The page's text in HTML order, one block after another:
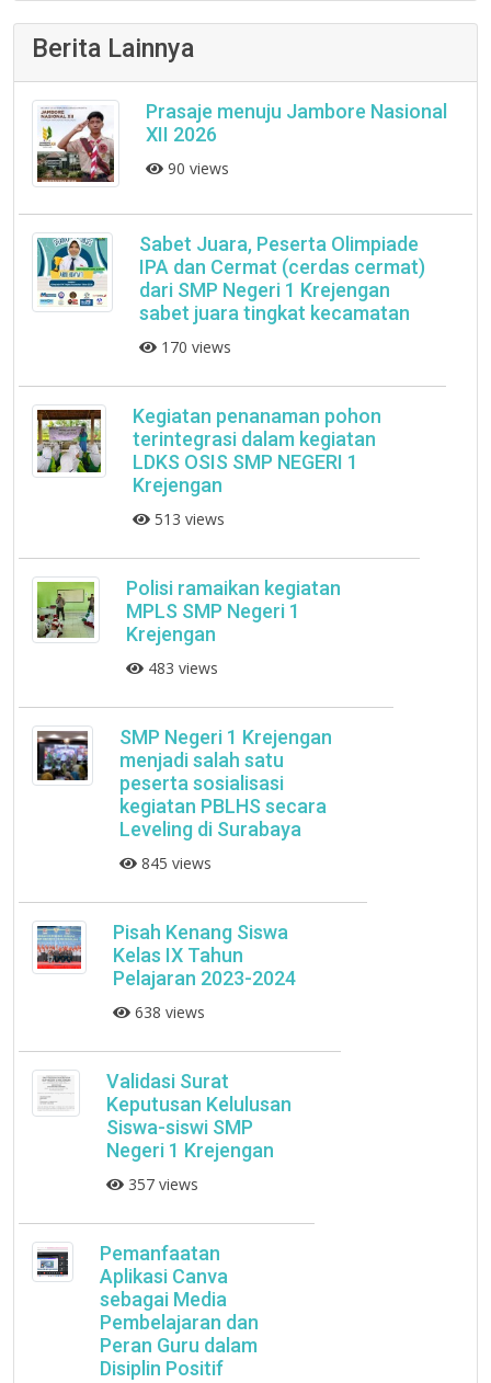
Berita Lainnya
Prasaje menuju Jambore Nasional
XII 2026
90 views
Sabet Juara, Peserta Olimpiade
IPA dan Cermat (cerdas cermat)
dari SMP Negeri 1 Krejengan
sabet juara tingkat kecamatan
170 views
Kegiatan penanaman pohon
terintegrasi dalam kegiatan
LDKS OSIS SMP NEGERI 1
Krejengan
513 views
Polisi ramaikan kegiatan
MPLS SMP Negeri 1
Krejengan
483 views
SMP Negeri 1 Krejengan
menjadi salah satu
peserta sosialisasi
kegiatan PBLHS secara
Leveling di Surabaya
845 views
Pisah Kenang Siswa
Kelas IX Tahun
Pelajaran 2023-2024
638 views
Validasi Surat
Keputusan Kelulusan
Siswa-siswi SMP
Negeri 1 Krejengan
357 views
Pemanfaatan
Aplikasi Canva
sebagai Media
Pembelajaran dan
Peran Guru dalam
Disiplin Positif